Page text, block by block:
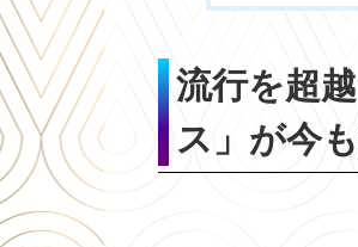
流行を超
ス」が今